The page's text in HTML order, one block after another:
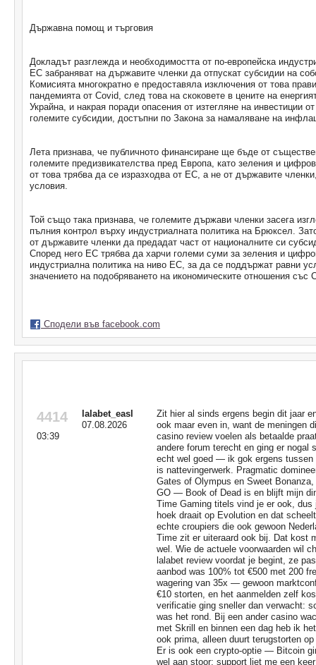
Държавна помощ и търговия
Докладът разглежда и необходимостта от по-европейска
ЕС забраняват на държавите членки да отпускат субсидии на
Комисията многократно е предоставяла изключения от това
пандемията от Covid, след това на скоковете в цените на
Украйна, и накрая поради опасения от изтегляне на инвестиции
големите субсидии, достъпни по Закона за намаляване на
Лета признава, че публичното финансиране ще бъде от
големите предизвикателства пред Европа, като зеления и
от това трябва да се изразходва от ЕС, а не от държавите
условия.
Той също така признава, че големите държави членки засега
пълния контрол върху индустриалната политика на Брюксел.
от държавите членки да предадат част от националните си
Според него ЕС трябва да харчи големи суми за зеления и
индустриална политика на ниво ЕС, за да се поддържат равни
значението на подобряването на икономическите отношения
Сподели във facebook.com
4414
lalabet_easl
07.08.2026
03:39
Zit hier al sinds ergens begin dit jaar
ook maar even in, want de meningen
casino review voelen als betaalde
andere forum terecht en ging er
echt wel goed — ik gok ergens tussen
is nattevingerwerk. Pragmatic
Gates of Olympus en Sweet
GO — Book of Dead is en blijft mijn
Time Gaming titels vind je er ook,
hoek draait op Evolution en dat
echte croupiers die ook gewoon
Time zit er uiteraard ook bij. Dat kost
wel. Wie de actuele voorwaarden wil
lalabet review voordat je begint, ze
aanbod was 100% tot €500 met 200
wagering van 35x — gewoon
€10 storten, en het aanmelden zelf
verificatie ging sneller dan verwacht:
was het rond. Bij een ander casino
met Skrill en binnen een dag heb ik
ook prima, alleen duurt terugstorten
Er is ook een crypto-optie — Bitcoin
wel aan stoor: support liet me een